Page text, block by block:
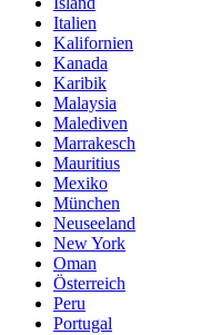
Italien
Kalifornien
Kanada
Karibik
Malaysia
Malediven
Marrakesch
Mauritius
Mexiko
München
Neuseeland
New York
Oman
Österreich
Peru
Portugal